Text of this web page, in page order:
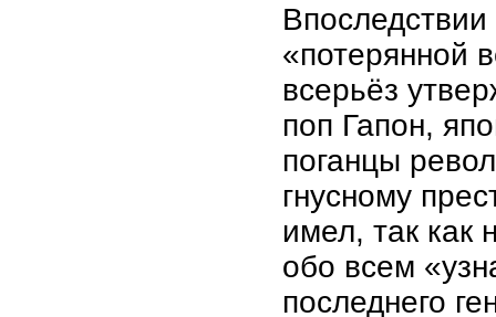
Впоследствии
«потерянной
всерьёз
поп Гапон,
поганцы
гнусному
имел, так как
обо всем
последнего